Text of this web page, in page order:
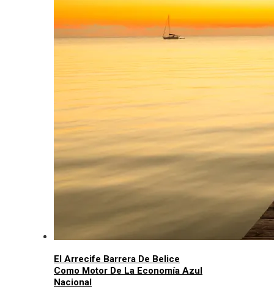
El Arrecife Barrera De Belice
Como Motor De La Economía Azul
Nacional